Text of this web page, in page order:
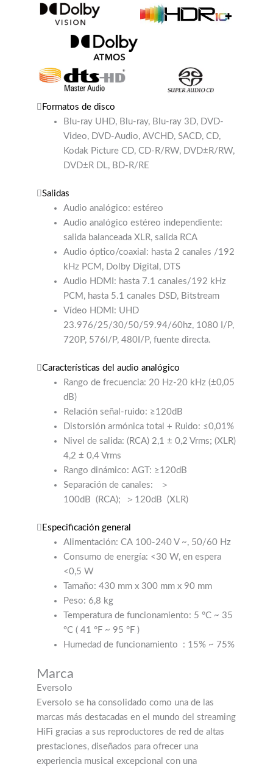
Formatos de disco
Blu-ray UHD, Blu-ray, Blu-ray 3D, DVD-
Video, DVD-Audio, AVCHD, SACD, CD,
Kodak Picture CD, CD-R/RW, DVD±R/RW,
DVD±R DL, BD-R/RE
Salidas
Audio analógico: estéreo
Audio analógico estéreo independiente:
salida balanceada XLR, salida RCA
Audio óptico/coaxial: hasta 2 canales /192
kHz PCM, Dolby Digital, DTS
Audio HDMI: hasta 7.1 canales/192 kHz
PCM, hasta 5.1 canales DSD, Bitstream
Vídeo HDMI: UHD
23.976/25/30/50/59.94/60hz, 1080 I/P,
720P, 576I/P, 480I/P, fuente directa.
Características del audio analógico
Rango de frecuencia: 20 Hz-20 kHz (±0,05
dB)
Relación señal-ruido: ≥120dB
Distorsión armónica total + Ruido: ≤0,01%
Nivel de salida: (RCA) 2,1 ± 0,2 Vrms; (XLR)
4,2 ± 0,4 Vrms
Rango dinámico: AGT: ≥120dB
Separación de canales:
＞
100dB (RCA); ＞120dB (XLR)
Especificación general
Alimentación: CA 100-240 V ~, 50/60 Hz
Consumo de energía: <30 W, en espera
<0,5 W
Tamaño: 430 mm x 300 mm x 90 mm
Peso: 6,8 kg
Temperatura de funcionamiento: 5 °C ~ 35
°C ( 41 °F ~ 95 °F)
Humedad de funcionamiento : 15% ~ 75%
Marca
Eversolo
Eversolo se ha consolidado como una de las
marcas más destacadas en el mundo del streaming
HiFi gracias a sus reproductores de red de altas
prestaciones, diseñados para ofrecer una
experiencia musical excepcional con una